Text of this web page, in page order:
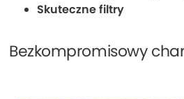
Skuteczne filtry
Bezkompromisowy